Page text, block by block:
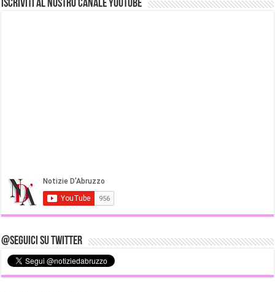
Iscriviti al nostro Canale Youtube
@Seguici su Twitter